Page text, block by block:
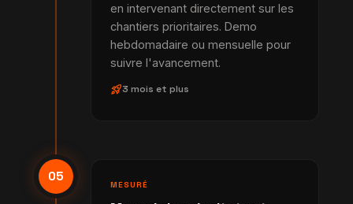
en intervenant directement sur les
chantiers prioritaires. Demo
hebdomadaire ou mensuelle pour
suivre l'avancement.
rocket_launch3 mois et plus
05
MESURÉ